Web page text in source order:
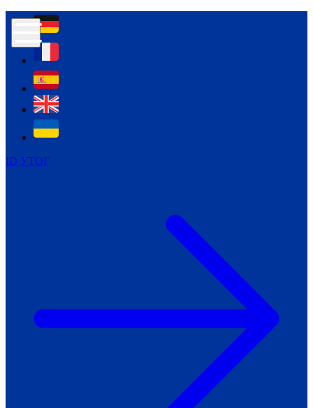
ID УТОГ
Контур психологічної безпеки глухих
Всеукраїнський пісенний
челендж «Україно, ти є!»
Молодіжний челендж «Жестова
мова для мене – це…»
Репортажі спеціальних та
інклюзивних начальних закладів
України
Як приклад стійкості спільноти
Говоримо коротко про наболіле
Міжнародний тиждень глухих людей
Всеукраїнський челендж «Молодь